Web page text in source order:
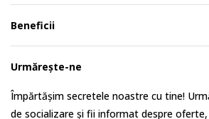
Beneficii
Urmărește-ne
Împărtășim secretele noastre cu tine!
de socializare și fii informat despre